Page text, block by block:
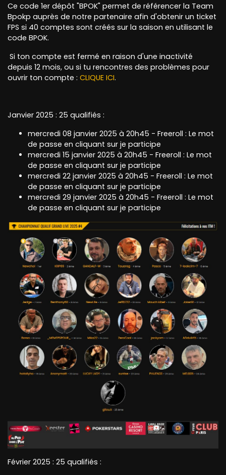
Ce code 1er dépôt "BPOK" permet de référencer la Team
Bpokp auprès de notre partenaire afin d'obtenir un ticket
FPS si 40 comptes sont créés sur la saison en utilisant le
code BPOK.
Si ton compte est fermé en raison d'une inactivité
depuis 12 mois, ou si tu rencontres des problèmes pour
ouvrir ton compte : CLIQUE ICI.
Janvier 2025 : 25 qualifiés :
mercredi 08 janvier 2025 à 20h45 - Freeroll : Le mot
de passe en cliquant sur je participe
mercredi 15 janvier 2025 à 20h45 - Freeroll : Le mot
de passe en cliquant sur je participe
mercredi 22 janvier 2025 à 20h45 - Freeroll : Le mot
de passe en cliquant sur je participe
mercredi 29 janvier 2025 à 20h45 - Freeroll : Le mot
de passe en cliquant sur je participe
Février 2025 : 25 qualifiés :